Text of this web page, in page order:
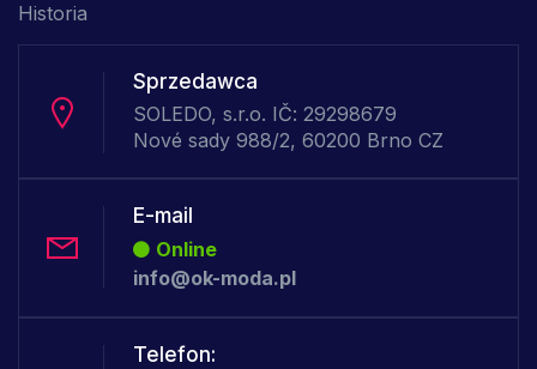
Historia
Sprzedawca
SOLEDO, s.r.o. IČ: 29298679
Nové sady 988/2, 60200 Brno CZ
E-mail
Online
info@ok-moda.pl
Telefon: